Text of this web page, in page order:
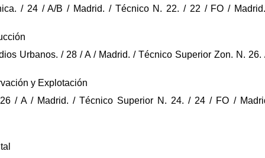
/ 24 / A/B / Madrid. / Técnico N. 22. / 22 / FO /
Urbanos. / 28 / A / Madrid. / Técnico Superior Zon. N.
y Explotación
/ A / Madrid. / Técnico Superior N. 24. / 24 / FO /